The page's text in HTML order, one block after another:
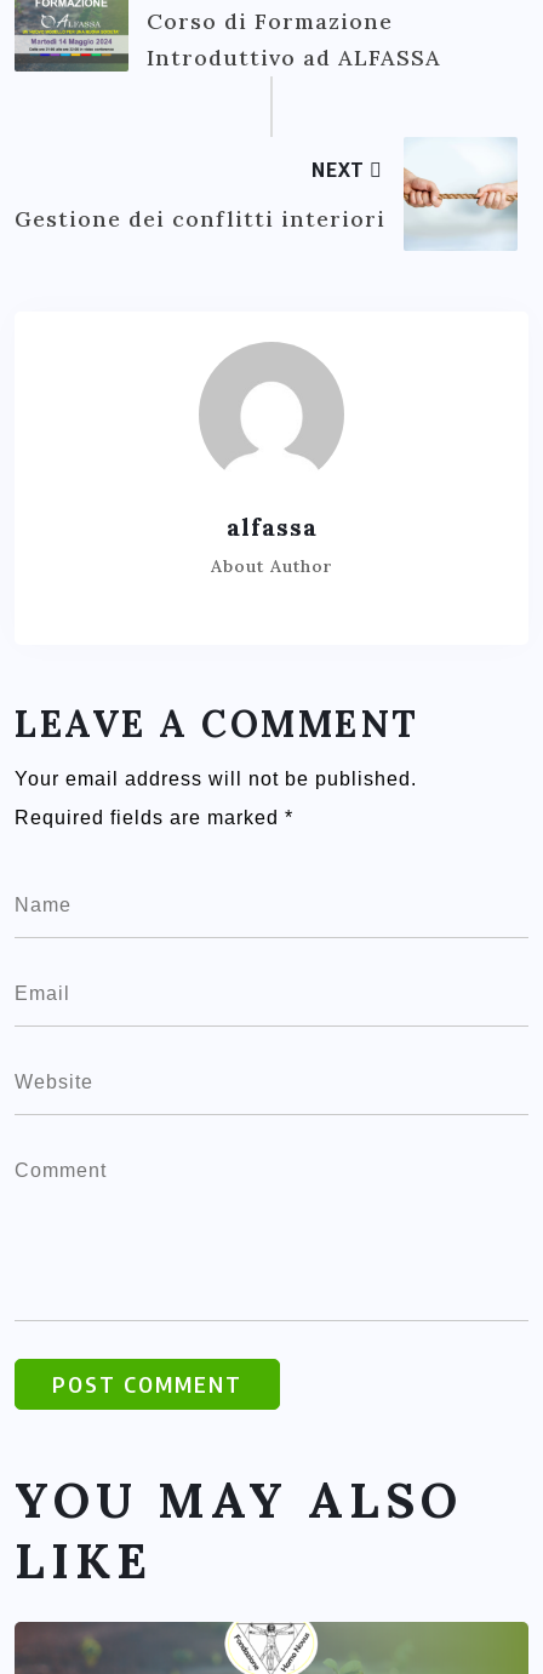
Corso di Formazione
Introduttivo ad ALFASSA
NEXT
Gestione dei conflitti interiori
alfassa
About Author
LEAVE A COMMENT
Your email address will not be published.
Required fields are marked *
YOU MAY ALSO
LIKE